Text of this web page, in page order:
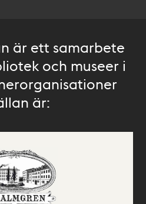
är ett samarbete
och museer i
är: